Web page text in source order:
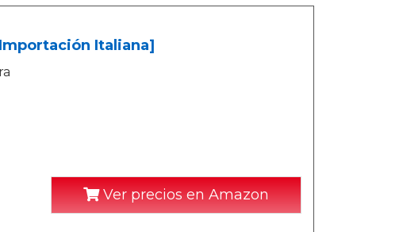
Italiana]
Ver precios en Amazon